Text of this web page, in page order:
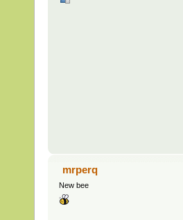
mrperq
New bee